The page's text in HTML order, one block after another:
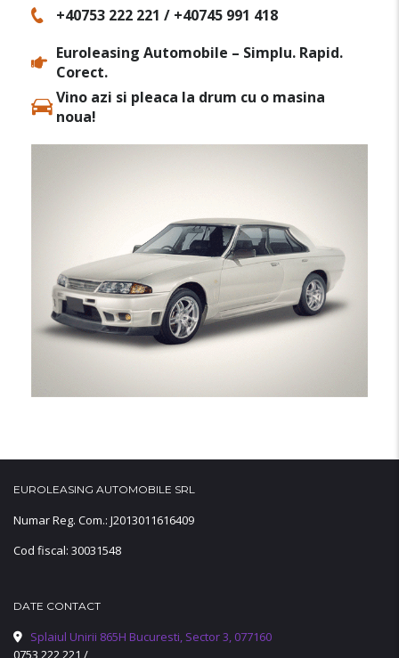
+40753 222 221 / +40745 991 418
Euroleasing Automobile – Simplu. Rapid.
Corect.
Vino azi si pleaca la drum cu o masina
noua!
EUROLEASING AUTOMOBILE SRL
Numar Reg. Com.: J2013011616409
Cod fiscal: 30031548
DATE CONTACT
Splaiul Unirii 865H Bucuresti, Sector 3, 077160
0753 222 221 /